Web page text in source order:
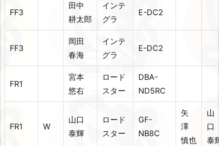
FF3
田中
耕太郎
インテ
グラ
E-DC2
FF3
岡田
春海
インテ
グラ
E-DC2
FR1
宮本
悠右
ロード
スター
DBA-
ND5RC
FR1 W
山口
泰輝
ロード
スター
GF-
NB8C
矢
澤
慎也
山
泰